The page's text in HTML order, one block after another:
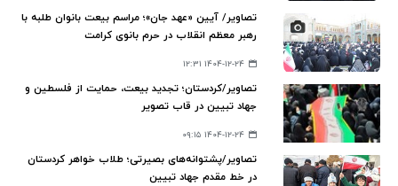
تصاویر/ آیین «عهد جان»؛ مراسم بیعت بانوان طلبه با
رهبر معظم انقلاب در حرم بانوی کرامت
۱۴۰۴-۱۲-۲۴ ۱۲:۳۱
تصاویر/کردستان؛ تجدید بیعت، حمایت از فلسطین و
جهاد تبیین در قاب تصویر
۱۴۰۴-۱۲-۲۴ ۰۹:۱۵
تصاویر/پشتوانه‌های بصیرتی؛ طلاب خواهر کردستان
در خط مقدم جهاد تبیین